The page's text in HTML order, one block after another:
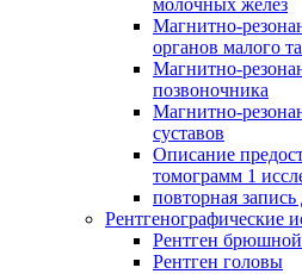
молочных желез
Магнитно-
органов малого
Магнитно-
позвоночника
Магнитно-
суставов
Описание
томограмм 1
повторная запись
Рентгенографические
Рентген
Рентген головы